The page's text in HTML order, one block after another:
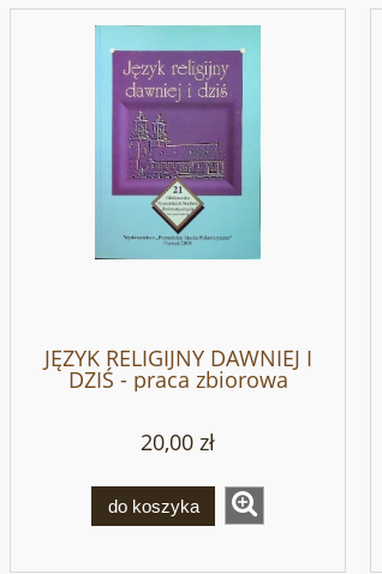
JĘZYK RELIGIJNY DAWNIEJ I
DZIŚ - praca zbiorowa
20,00 zł
do koszyka